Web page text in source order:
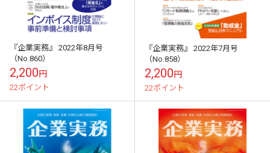
『企業実務』 2022年8月号
（No.860）
2,200円
22ポイント
『企業実務』 2022年7月号
（No.858）
2,200円
22ポイント